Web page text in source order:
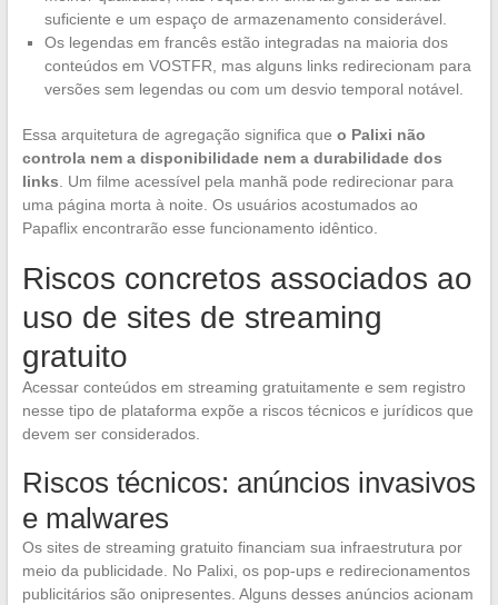
suficiente e um espaço de armazenamento considerável.
Os legendas em francês estão integradas na maioria dos
conteúdos em VOSTFR, mas alguns links redirecionam para
versões sem legendas ou com um desvio temporal notável.
Essa arquitetura de agregação significa que o Palixi não
controla nem a disponibilidade nem a durabilidade dos
links . Um filme acessível pela manhã pode redirecionar para
uma página morta à noite. Os usuários acostumados ao
Papaflix encontrarão esse funcionamento idêntico.
Riscos concretos associados ao
uso de sites de streaming
gratuito
Acessar conteúdos em streaming gratuitamente e sem registro
nesse tipo de plataforma expõe a riscos técnicos e jurídicos que
devem ser considerados.
Riscos técnicos: anúncios invasivos
e malwares
Os sites de streaming gratuito financiam sua infraestrutura por
meio da publicidade. No Palixi, os pop-ups e redirecionamentos
publicitários são onipresentes. Alguns desses anúncios acionam